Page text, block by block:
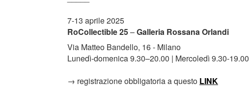
7-13 aprile 2025
RoCollectible 25–Galleria Rossana Orlandi
Via Matteo Bandello, 16 - Milano
Lunedì-domenica 9.30–20.00 | Mercoledì 9.30-19.00
→ registrazione obbligatoria a questo LINK